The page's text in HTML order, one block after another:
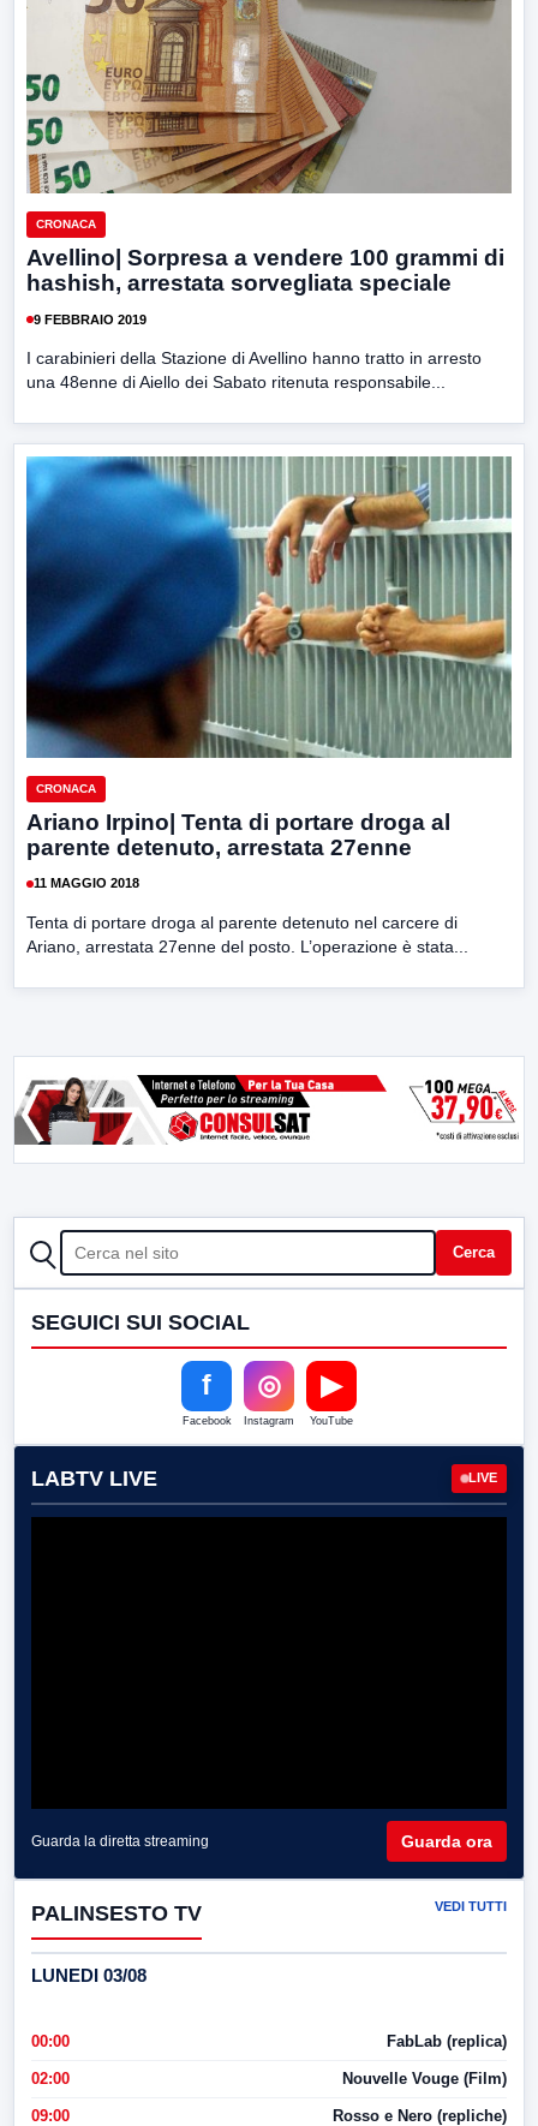
CRONACA
Avellino| Sorpresa a vendere 100 grammi di
hashish, arrestata sorvegliata speciale
9 FEBBRAIO 2019
I carabinieri della Stazione di Avellino hanno tratto in arresto
una 48enne di Aiello dei Sabato ritenuta responsabile...
CRONACA
Ariano Irpino| Tenta di portare droga al
parente detenuto, arrestata 27enne
11 MAGGIO 2018
Tenta di portare droga al parente detenuto nel carcere di
Ariano, arrestata 27enne del posto. L’operazione è stata...
CERCA Cerca
SEGUICI SUI SOCIAL
f
Facebook
◎
Instagram
▶
YouTube
LABTV LIVE LIVE
Guarda la diretta streaming Guarda ora
PALINSESTO TV VEDI TUTTI
LUNEDI 03/08
00:00 FabLab (replica)
02:00 Nouvelle Vouge (Film)
09:00 Rosso e Nero (repliche)